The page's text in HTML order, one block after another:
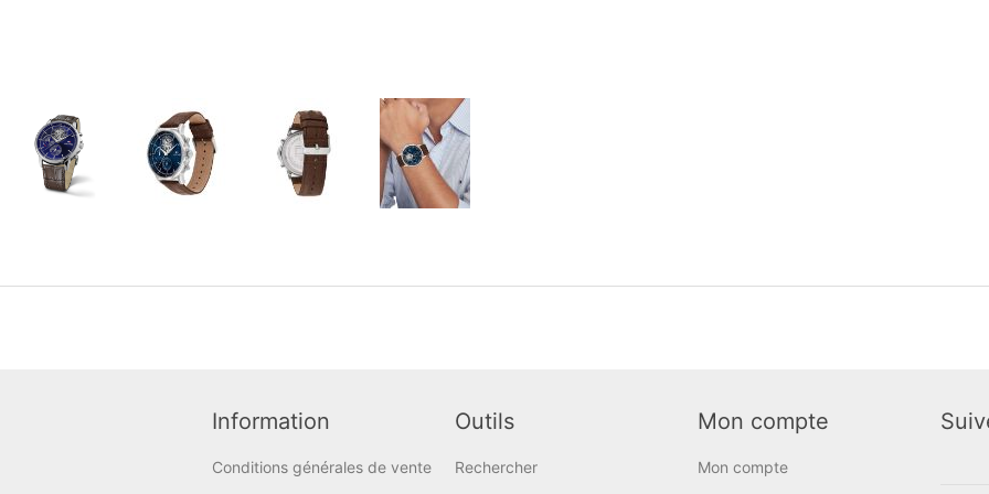
Information
Conditions générales de vente
Outils
Rechercher
Mon compte
Mon compte